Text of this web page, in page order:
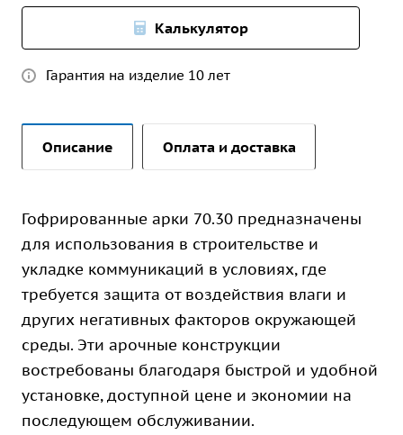
Калькулятор
Гарантия на изделие 10 лет
Описание Оплата и доставка
Гофрированные арки 70.30 предназначены
для использования в строительстве и
укладке коммуникаций в условиях, где
требуется защита от воздействия влаги и
других негативных факторов окружающей
среды. Эти арочные конструкции
востребованы благодаря быстрой и удобной
установке, доступной цене и экономии на
последующем обслуживании.